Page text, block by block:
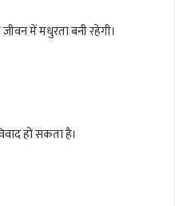
में मधुरता बनी रहेगी।
हो सकता है।